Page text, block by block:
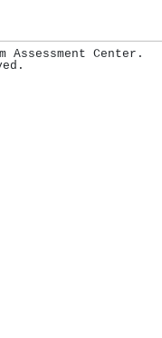
Assessment Center.